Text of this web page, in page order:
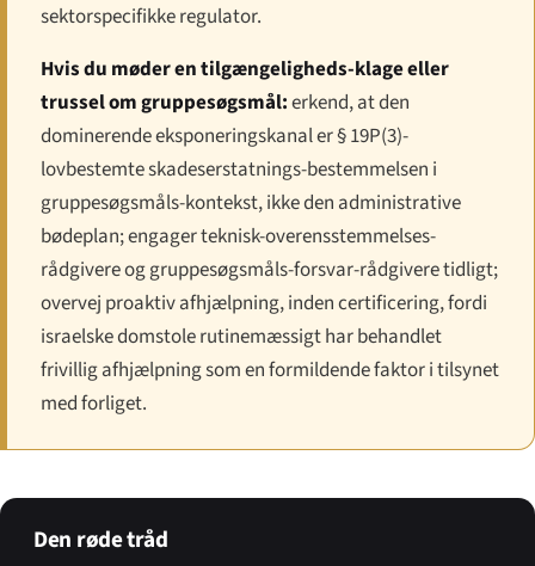
sektorspecifikke regulator.
Hvis du møder en tilgængeligheds-klage eller
trussel om gruppesøgsmål:erkend, at den
dominerende eksponeringskanal er § 19P(3)-
lovbestemte skadeserstatnings-bestemmelsen i
gruppesøgsmåls-kontekst, ikke den administrative
bødeplan; engager teknisk-overensstemmelses-
rådgivere og gruppesøgsmåls-forsvar-rådgivere tidligt;
overvej proaktiv afhjælpning, inden certificering, fordi
israelske domstole rutinemæssigt har behandlet
frivillig afhjælpning som en formildende faktor i tilsynet
med forliget.
Den røde tråd